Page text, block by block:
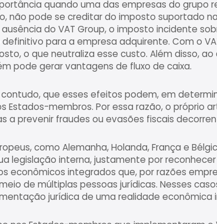
quando uma das empresas do grupo
não pode se creditar do imposto suportado
do VAT Group, o imposto incidente
para a empresa adquirente. Com o
o que neutraliza esse custo. Além disso,
pode gerar vantagens de fluxo de caixa.
que esses efeitos podem, em
Estados-membros. Por essa razão, o próprio
prevenir fraudes ou evasões fiscais
como Alemanha, Holanda, França e
legislação interna, justamente por
econômicos integrados que, por razões
de múltiplas pessoas jurídicas. Nesses
jurídica de uma realidade econômica